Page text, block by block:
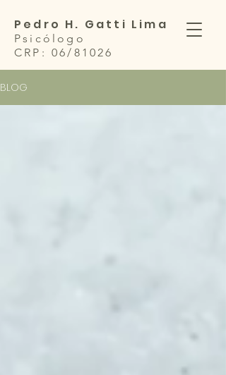
Pedro H. Gatti Lima
Psicólogo
CRP: 06/81026
BLOG